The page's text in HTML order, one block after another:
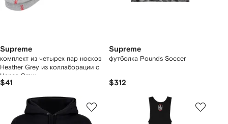
Supreme
комплект из четырех пар носков
Heather Grey из коллаборации с
Hanes Crew
$41
Supreme
футболка Pounds Soccer
$312